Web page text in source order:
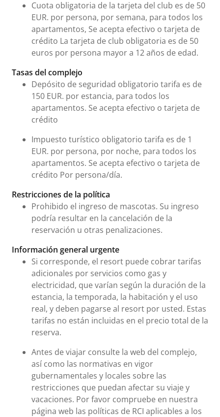
Cuota obligatoria de la tarjeta del club es de 50
EUR. por persona, por semana, para todos los
apartamentos, Se acepta efectivo o tarjeta de
crédito La tarjeta de club obligatoria es de 50
euros por persona mayor a 12 años de edad.
Tasas del complejo
Depósito de seguridad obligatorio tarifa es de
150 EUR. por estancia, para todos los
apartamentos. Se acepta efectivo o tarjeta de
crédito
Impuesto turístico obligatorio tarifa es de 1
EUR. por persona, por noche, para todos los
apartamentos. Se acepta efectivo o tarjeta de
crédito Por persona/día.
Restricciones de la política
Prohibido el ingreso de mascotas. Su ingreso
podría resultar en la cancelación de la
reservación u otras penalizaciones.
Información general urgente
Si corresponde, el resort puede cobrar tarifas
adicionales por servicios como gas y
electricidad, que varían según la duración de la
estancia, la temporada, la habitación y el uso
real, y deben pagarse al resort por usted. Estas
tarifas no están incluidas en el precio total de la
reserva.
Antes de viajar consulte la web del complejo,
así como las normativas en vigor
gubernamentales y locales sobre las
restricciones que puedan afectar su viaje y
vacaciones. Por favor compruebe en nuestra
página web las políticas de RCI aplicables a los